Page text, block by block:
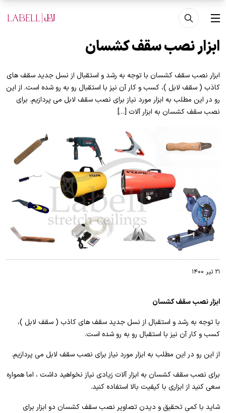
رفتن به محتوای اصلی
منو
ابزار نصب سقف کشسان
ابزار نصب سقف کشسان با توجه به رشد و استقبال از نسل جدید سقف های
کاذب ( سقف لابل )، کسب و کار آن نیز با استقبال رو به رو شده است. از این
رو در این مطلب به ابزار مورد نیاز برای نصب سقف لابل می پردازیم. برای
نصب سقف کشسان به ابزار آلات […]
۲۱ تیر ۱۴۰۰
ابزار نصب سقف کشسان
با توجه به رشد و استقبال از نسل جدید سقف های کاذب ( سقف لابل )،
کسب و کار آن نیز با استقبال رو به رو شده است.
از این رو در این مطلب به ابزار مورد نیاز برای نصب سقف لابل می پردازیم.
برای نصب سقف کشسان به ابزار آلات زیادی نیاز نخواهید داشت ، اما همواره
سعی کنید از ابزاری با کیفیت بالا استفاده کنید.
شاید با کمی تحقیق و دیدن تصاویر نصب سقف کشسان دو ابزار برای